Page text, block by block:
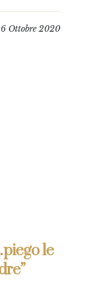
Ottobre 2020
le